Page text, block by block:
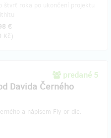
€
Kč)
predané 5
Davida Černého
a nápisem Fly or die.